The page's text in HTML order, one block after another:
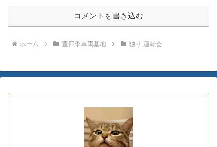
コメントを書き込む
ホーム 豊四季車両基地 独り 運転会